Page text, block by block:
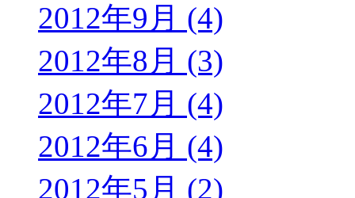
2012年9月 (4)
2012年8月 (3)
2012年7月 (4)
2012年6月 (4)
2012年5月 (2)